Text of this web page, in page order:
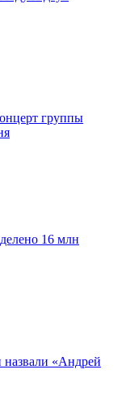
группы
16 млн
назвали «Андрей